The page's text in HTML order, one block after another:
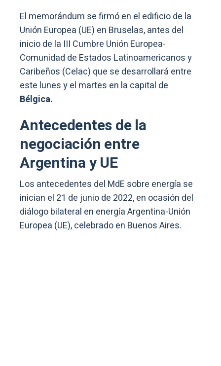
El memorándum se firmó en el edificio de la
Unión Europea (UE) en Bruselas, antes del
inicio de la III Cumbre Unión Europea-
Comunidad de Estados Latinoamericanos y
Caribeños (Celac) que se desarrollará entre
este lunes y el martes en la capital de
Bélgica.
Antecedentes de la
negociación entre
Argentina y UE
Los antecedentes del MdE sobre energía se
inician el 21 de junio de 2022, en ocasión del
diálogo bilateral en energía Argentina-Unión
Europea (UE), celebrado en Buenos Aires.